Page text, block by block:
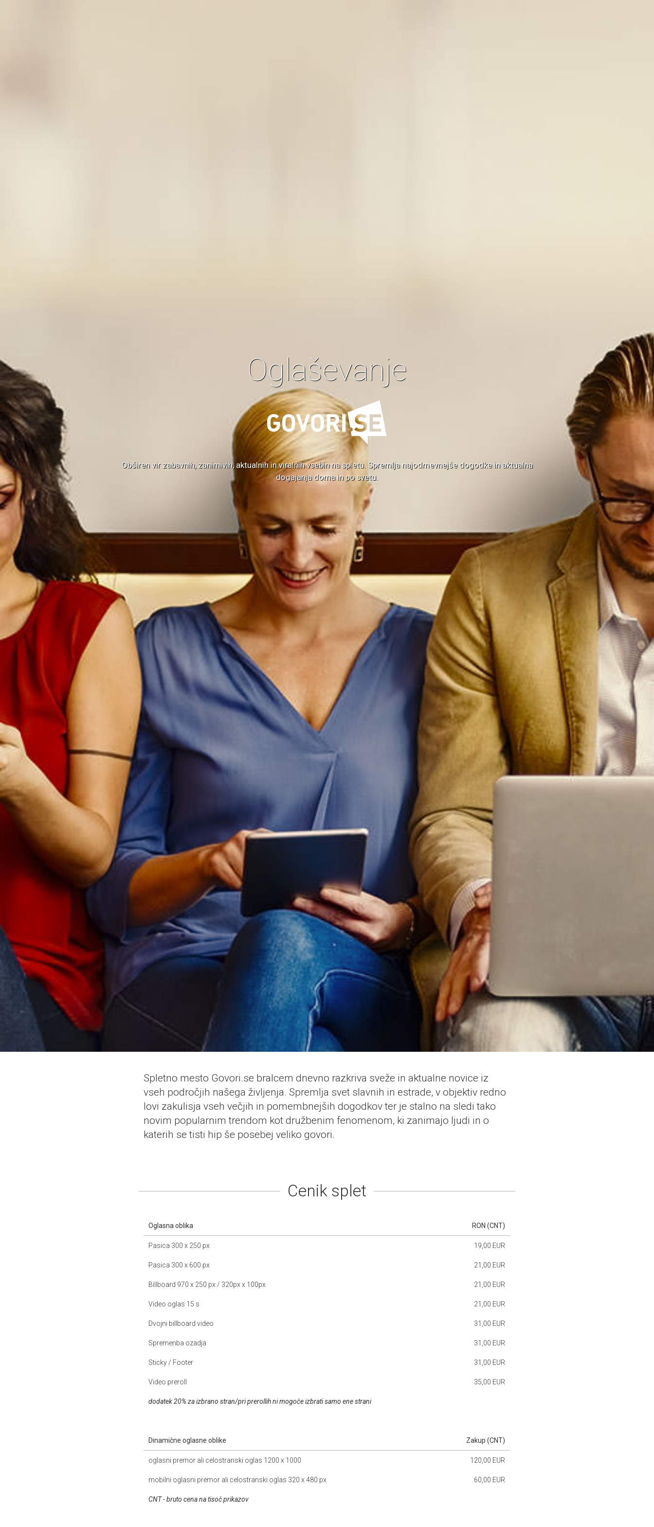
Oglaševanje
Obširen vir zabavnih, zanimivih, aktualnih in viralnih vsebin na spletu. Spremlja najodmevnejše dogodke in aktualna
dogajanja doma in po svetu.
Spletno mesto Govori.se bralcem dnevno razkriva sveže in aktualne novice iz
vseh področjih našega življenja. Spremlja svet slavnih in estrade, v objektiv redno
lovi zakulisja vseh večjih in pomembnejših dogodkov ter je stalno na sledi tako
novim popularnim trendom kot družbenim fenomenom, ki zanimajo ljudi in o
katerih se tisti hip še posebej veliko govori.
Cenik splet
Oglasna oblika RON (CNT)
Pasica 300 x 250 px 19,00 EUR
Pasica 300 x 600 px 21,00 EUR
Billboard 970 x 250 px / 320px x 100px 21,00 EUR
Video oglas 15 s 21,00 EUR
Dvojni billboard video 31,00 EUR
Spremenba ozadja 31,00 EUR
Sticky / Footer 31,00 EUR
Video preroll 35,00 EUR
dodatek 20% za izbrano stran/pri prerollih ni mogoče izbrati samo ene strani
Dinamične oglasne oblike Zakup (CNT)
oglasni premor ali celostranski oglas 1200 x 1000 120,00 EUR
mobilni oglasni premor ali celostranski oglas 320 x 480 px 60,00 EUR
CNT - bruto cena na tisoč prikazov